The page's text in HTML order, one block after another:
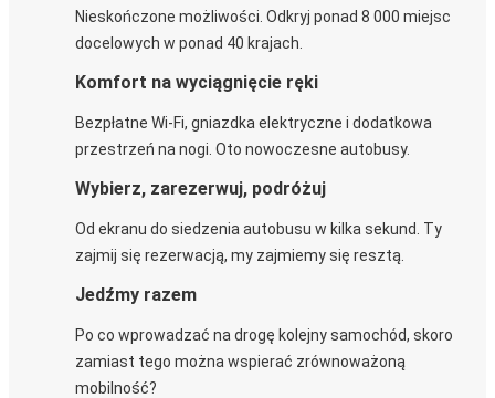
Nieskończone możliwości. Odkryj ponad 8 000 miejsc
docelowych w ponad 40 krajach.
Komfort na wyciągnięcie ręki
Bezpłatne Wi-Fi, gniazdka elektryczne i dodatkowa
przestrzeń na nogi. Oto nowoczesne autobusy.
Wybierz, zarezerwuj, podróżuj
Od ekranu do siedzenia autobusu w kilka sekund. Ty
zajmij się rezerwacją, my zajmiemy się resztą.
Jedźmy razem
Po co wprowadzać na drogę kolejny samochód, skoro
zamiast tego można wspierać zrównoważoną
mobilność?